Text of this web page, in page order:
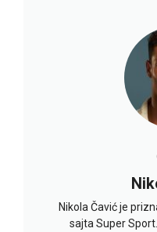
Nikola Čavić je
sajta Super